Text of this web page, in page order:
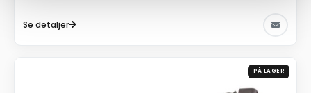
Se detaljer
PÅ LAGER